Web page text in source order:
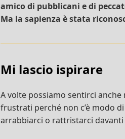
amico di pubblicani e di
Ma la sapienza è stata
Mi lascio ispirare
A volte possiamo sentirci anche
frustrati perché non c’è modo
arrabbiarci o rattristarci